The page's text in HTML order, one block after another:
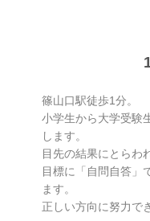
篠山口駅徒歩1分。
小学生から大学受験
します。
目先の結果にとらわ
目標に「自問自答」
ます。
正しい方向に努力で